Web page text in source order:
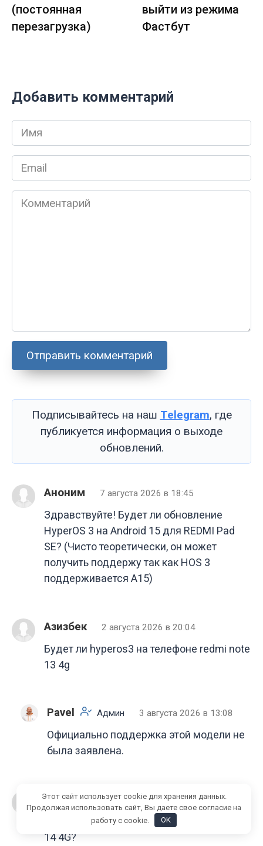
(постоянная
перезагрузка)
выйти из режима
Фастбут
Добавить комментарий
Имя
*
Email
*
Комментарий
Подписывайтесь на наш Telegram, где
публикуется информация о выходе
обновлений.
Аноним 7 августа 2026 в 18:45
Здравствуйте! Будет ли обновление
HyperOS 3 на Android 15 для REDMI Pad
SE? (Чисто теоретически, он может
получить поддержу так как HOS 3
поддерживается А15)
Азизбек 2 августа 2026 в 20:04
Будет ли hyperos3 на телефоне redmi note
13 4g
Pavel Админ 3 августа 2026 в 13:08
Официально поддержка этой модели не
была заявлена.
Ivan 31 мая 2026 в 13:33
Будет ли обнова в России на Redmi Note
14 4G?
Этот сайт использует cookie для хранения данных.
Продолжая использовать сайт, Вы даете свое согласие на
работу с cookie.
OK